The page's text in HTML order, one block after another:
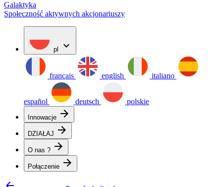
Galaktyka
Społeczność aktywnych akcjonariuszy
pl expand_more
français english italiano
español deutsch polskie
Innowacje arrow_forward
DZIAŁAJ arrow_forward
O nas ? arrow_forward
Połączenie arrow_forward